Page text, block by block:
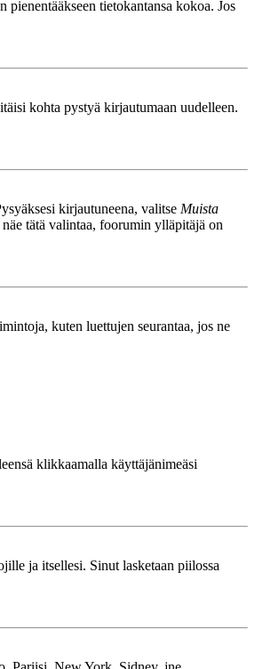
tietokantansa kokoa. Jos
kohta pystyä kirjautumaan uudelleen.
kirjautuneena, valitse Muista
tätä valintaa, foorumin ylläpitäjä on
kuten luettujen seurantaa, jos ne
klikkaamalla käyttäjänimeäsi
ja itsellesi. Sinut lasketaan piilossa